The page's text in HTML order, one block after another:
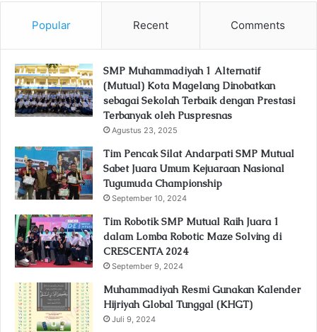
Popular Recent Comments
SMP Muhammadiyah 1 Alternatif
(Mutual) Kota Magelang Dinobatkan
sebagai Sekolah Terbaik dengan Prestasi
Terbanyak oleh Puspresnas
Agustus 23, 2025
Tim Pencak Silat Andarpati SMP Mutual
Sabet Juara Umum Kejuaraan Nasional
Tugumuda Championship
September 10, 2024
Tim Robotik SMP Mutual Raih Juara 1
dalam Lomba Robotic Maze Solving di
CRESCENTA 2024
September 9, 2024
Muhammadiyah Resmi Gunakan Kalender
Hijriyah Global Tunggal (KHGT)
Juli 9, 2024